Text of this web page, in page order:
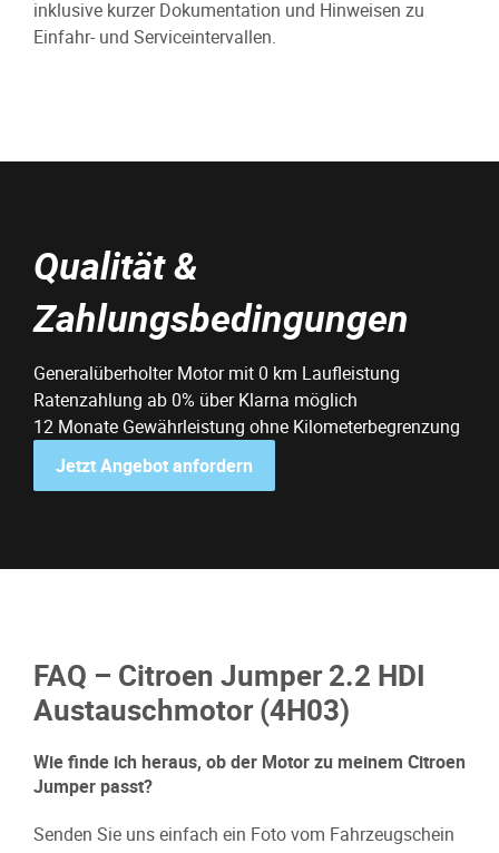
inklusive kurzer Dokumentation und Hinweisen zu
Einfahr- und Serviceintervallen.
Qualität &
Zahlungsbedingungen
Generalüberholter Motor mit 0 km Laufleistung
Ratenzahlung ab 0% über Klarna möglich
12 Monate Gewährleistung ohne Kilometerbegrenzung
Jetzt Angebot anfordern
FAQ – Citroen Jumper 2.2 HDI
Austauschmotor (4H03)
Wie finde ich heraus, ob der Motor zu meinem Citroen
Jumper passt?
Senden Sie uns einfach ein Foto vom Fahrzeugschein